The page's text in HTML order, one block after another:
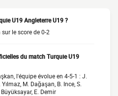
U19 Angleterre U19 ?
le score de 0-2
du match Turquie U19
l'équipe évolue en 4-5-1 : J.
M. Dağaşan, B. Ince, S.
Büyüksayar, E. Demir